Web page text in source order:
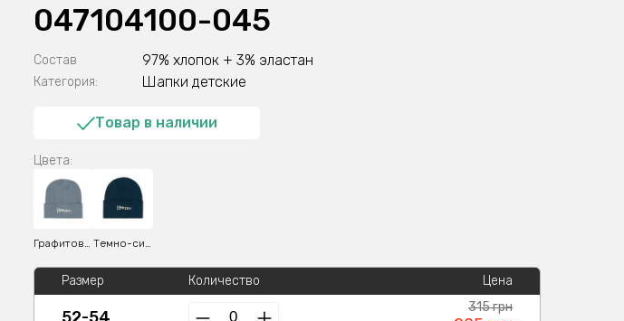
047104100-045
Состав 97% хлопок + 3% эластан
Категория: Шапки детские
Товар в наличии
Цвета:
Графитовый Темно-синий
Размер Количество
Цена
315 грн